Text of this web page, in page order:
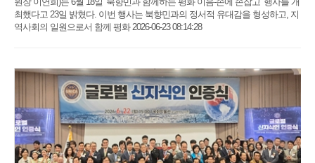
최했다고 23일 밝혔다. 이번 행사는 북향민과의 정서적 유대감을 형성하고, 지
역사회의 일원으로서 함께 평화 2026-06-23 08:14:28